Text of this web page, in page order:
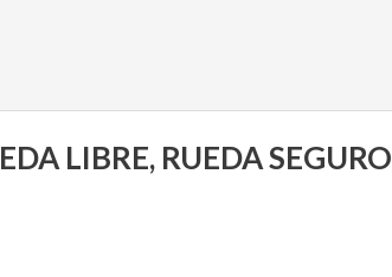
LIBRE, RUEDA SEGURO